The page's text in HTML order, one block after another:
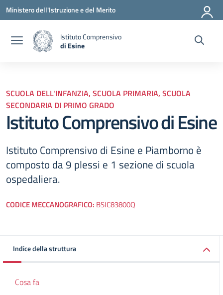
Vai ai contenuti
Vai al menu di navigazione
Vai al footer
Ministero dell'Istruzione e del Merito
Istituto Comprensivo
di Esine
SCUOLA DELL'INFANZIA, SCUOLA PRIMARIA, SCUOLA
SECONDARIA DI PRIMO GRADO
Istituto Comprensivo di Esine
Istituto Comprensivo di Esine e Piamborno è
composto da 9 plessi e 1 sezione di scuola
ospedaliera.
CODICE MECCANOGRAFICO: BSIC83800Q
Indice della struttura
Cosa fa